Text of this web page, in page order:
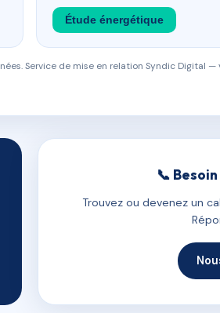
Étude énergétique
Service de mise en relation Syndic Digital
📞
Trouvez ou devenez un